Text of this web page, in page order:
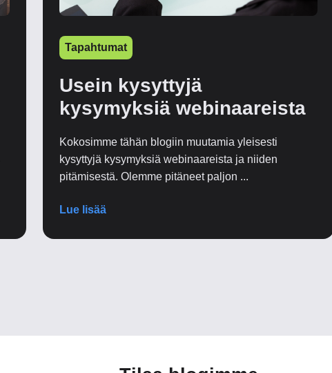
Tapahtumat
Usein kysyttyjä
kysymyksiä webinaareista
Kokosimme tähän blogiin muutamia yleisesti
kysyttyjä kysymyksiä webinaareista ja niiden
pitämisestä. Olemme pitäneet paljon ...
Lue lisää